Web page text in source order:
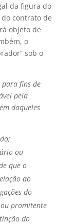
da figura do
contrato de
objeto de
o
sob o
para fins de
pela
daqueles
ou
que o
ao
do
promitente
do